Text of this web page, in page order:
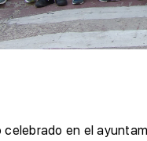
celebrado en el